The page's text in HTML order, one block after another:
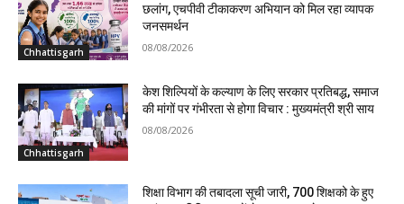
Chhattisgarh
छलांग, एचपीवी टीकाकरण अभियान को मिल रहा व्यापक
जनसमर्थन
08/08/2026
Chhattisgarh
केश शिल्पियों के कल्याण के लिए सरकार प्रतिबद्ध, समाज
की मांगों पर गंभीरता से होगा विचार : मुख्यमंत्री श्री साय
08/08/2026
शिक्षा विभाग की तबादला सूची जारी, 700 शिक्षको के हुए